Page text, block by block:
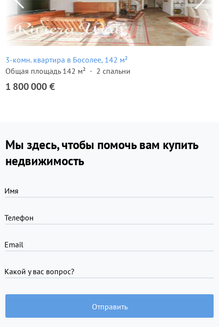
3-комн. квартира в Босолее, 142 м²
Общая площадь 142 м²
2 спальни
1 800 000 €
Мы здесь, чтобы помочь вам купить
недвижимость
Имя
Телефон
Email
Какой у вас вопрос?
Отправить